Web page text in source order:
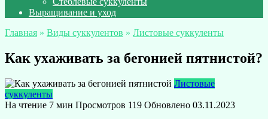
Выращивание и уход
Главная » Виды суккулентов » Листовые суккуленты
Как ухаживать за бегонией пятнистой?
Листовые
суккуленты
На чтение 7 мин Просмотров 119 Обновлено 03.11.2023